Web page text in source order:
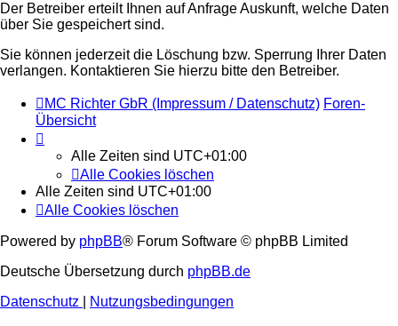
Der Betreiber erteilt Ihnen auf Anfrage Auskunft, welche Daten
über Sie gespeichert sind.
Sie können jederzeit die Löschung bzw. Sperrung Ihrer Daten
verlangen. Kontaktieren Sie hierzu bitte den Betreiber.
MC Richter GbR (Impressum / Datenschutz) Foren-
Übersicht
Alle Zeiten sind UTC+01:00
Alle Cookies löschen
Alle Zeiten sind UTC+01:00
Alle Cookies löschen
Powered by phpBB® Forum Software © phpBB Limited
Deutsche Übersetzung durch phpBB.de
Datenschutz
Nutzungsbedingungen